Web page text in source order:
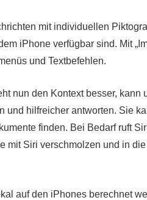
mit individuellen
iPhone verfügbar sind. Mit
und Textbefehlen.
nun den Kontext besser, kann
und hilfreicher antworten. Sie
finden. Bei Bedarf ruft
mit Siri verschmolzen und in
auf den iPhones berechnet